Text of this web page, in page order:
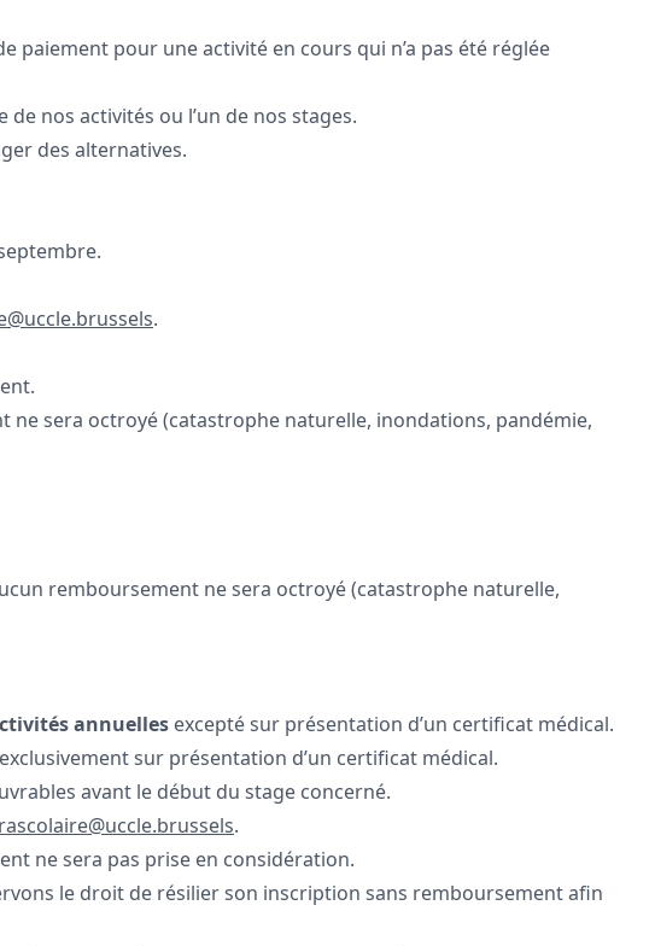
paiement pour une activité en cours qui n’a pas été réglée
nos activités ou l’un de nos stages.
des alternatives.
.
ne sera octroyé (catastrophe naturelle, inondations, pandémie,
remboursement ne sera octroyé (catastrophe naturelle,
annuelles excepté sur présentation d’un certificat médical.
sur présentation d’un certificat médical.
avant le début du stage concerné.
.
ne sera pas prise en considération.
le droit de résilier son inscription sans remboursement afin